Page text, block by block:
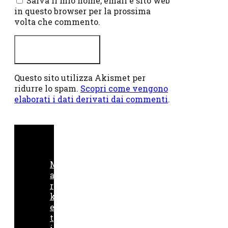
in questo browser per la prossima
volta che commento.
Questo sito utilizza Akismet per
ridurre lo spam. Scopri come vengono
elaborati i dati derivati dai commenti.
M
a
r
k
e
t